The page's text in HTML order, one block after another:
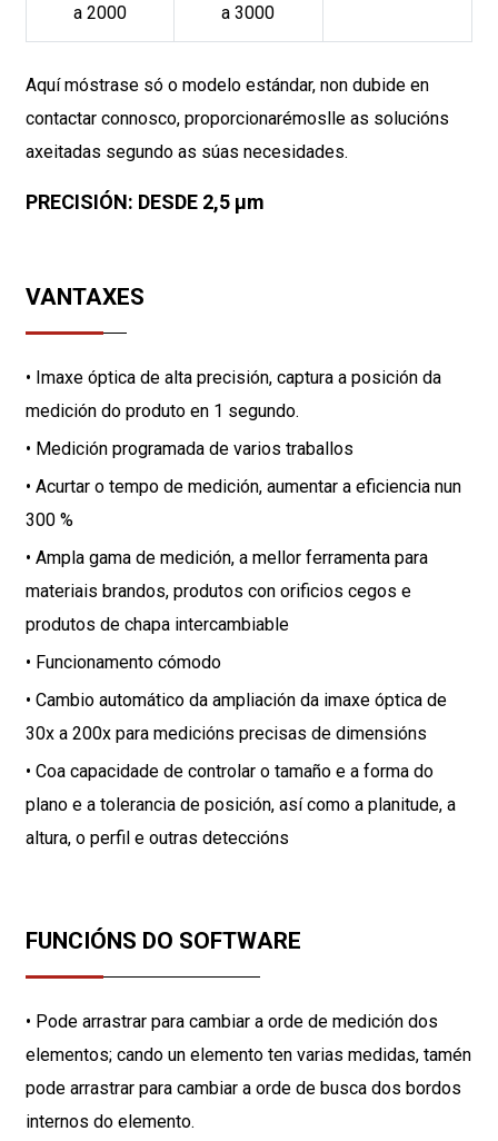
a 2000
a 3000
Aquí móstrase só o modelo estándar, non dubide en
contactar connosco, proporcionarémoslle as solucións
axeitadas segundo as súas necesidades.
PRECISIÓN: DESDE 2,5 µm
VANTAXES
• Imaxe óptica de alta precisión, captura a posición da
medición do produto en 1 segundo.
• Medición programada de varios traballos
• Acurtar o tempo de medición, aumentar a eficiencia nun
300 %
• Ampla gama de medición, a mellor ferramenta para
materiais brandos, produtos con orificios cegos e
produtos de chapa intercambiable
• Funcionamento cómodo
• Cambio automático da ampliación da imaxe óptica de
30x a 200x para medicións precisas de dimensións
• Coa capacidade de controlar o tamaño e a forma do
plano e a tolerancia de posición, así como a planitude, a
altura, o perfil e outras deteccións
FUNCIÓNS DO SOFTWARE
• Pode arrastrar para cambiar a orde de medición dos
elementos; cando un elemento ten varias medidas, tamén
pode arrastrar para cambiar a orde de busca dos bordos
internos do elemento.